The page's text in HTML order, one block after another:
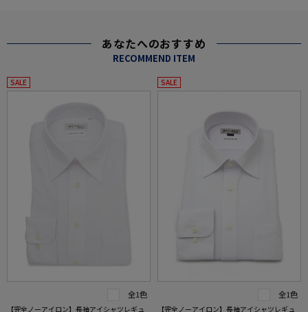
あなたへのおすすめ
RECOMMEND ITEM
SALE
全1色
【完全ノーアイロン】長袖アイシャツレギュ
SALE
全1色
【完全ノーアイロン】長袖アイシャツレギュ